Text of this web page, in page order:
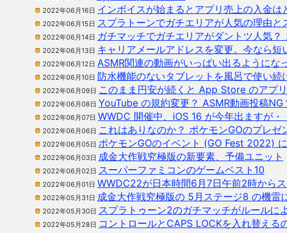
2022年06月16日 インボイスが始まるとアプリ売上の入金は
2022年06月15日 スプラトーンでガチエリアが人気の理由と
2022年06月14日 ガチマッチでガチエリアがダントツ人気？
2022年06月13日 キャリアメールアドレスを変更。今なら短
2022年06月12日 ASMR関連の動画がいっぱい出るようにな
2022年06月10日 防水機能のないタブレットを風呂で使い続
2022年06月09日 このまま円安が続くと App Store のアプ
2022年06月08日 YouTube の規約変更？ ASMR動画投稿
2022年06月07日 WWDC 開催中、iOS 16 が今年出ますが・
2022年06月06日 これはありなのか？ ポケモンGOのプレゼ
2022年06月05日 ポケモンGOのイベント (GO Fest 2022)
2022年06月03日 成金大作戦究極版の新要素、予備ユニット
2022年06月02日 スーパーファミコンのゲームベスト10
2022年06月01日 WWDC22が日本時間6月7日午前2時から
2022年05月31日 成金大作戦究極版の 5月ステージ8 の機雷
2022年05月30日 スプラトゥーン2のガチマッチがルールに
2022年05月28日 コントロールとCAPS LOCKを入れ替える